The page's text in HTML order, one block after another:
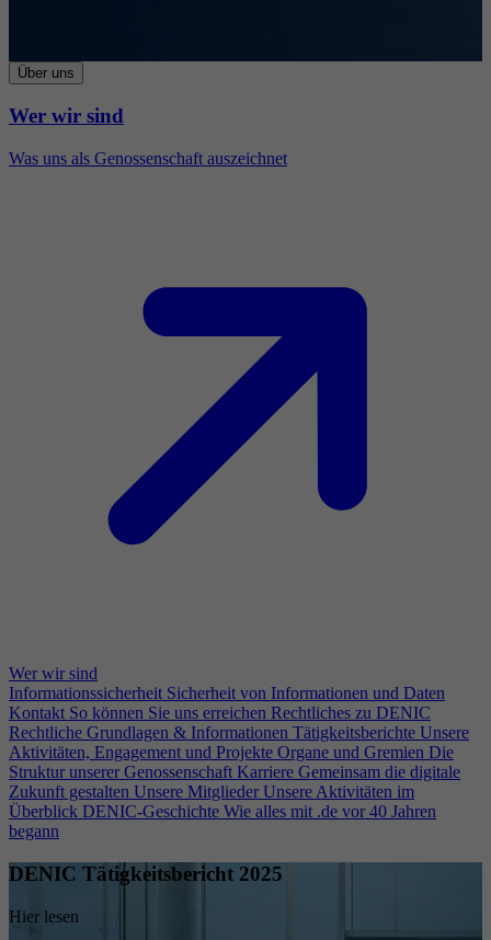
Über uns
Wer wir sind
Was uns als Genossenschaft auszeichnet
Wer wir sind
Informationssicherheit Sicherheit von Informationen und Daten
Kontakt So können Sie uns erreichen Rechtliches zu DENIC
Rechtliche Grundlagen & Informationen Tätigkeitsberichte Unsere
Aktivitäten, Engagement und Projekte Organe und Gremien Die
Struktur unserer Genossenschaft Karriere Gemeinsam die digitale
Zukunft gestalten Unsere Mitglieder Unsere Aktivitäten im
Überblick DENIC-Geschichte Wie alles mit .de vor 40 Jahren
begann
DENIC Tätigkeitsbericht 2025
Hier lesen